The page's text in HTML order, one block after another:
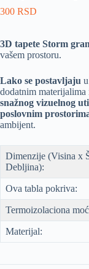
300 RSD
3D tapete Storm
vašem prostoru.
Lako se postavljaju
dodatnim
snažnog vizuelnog
poslovnim
ambijent.
Dimenzije (Visina x
Debljina):
Ova tabla pokriva:
Termoizolaciona
Materijal: